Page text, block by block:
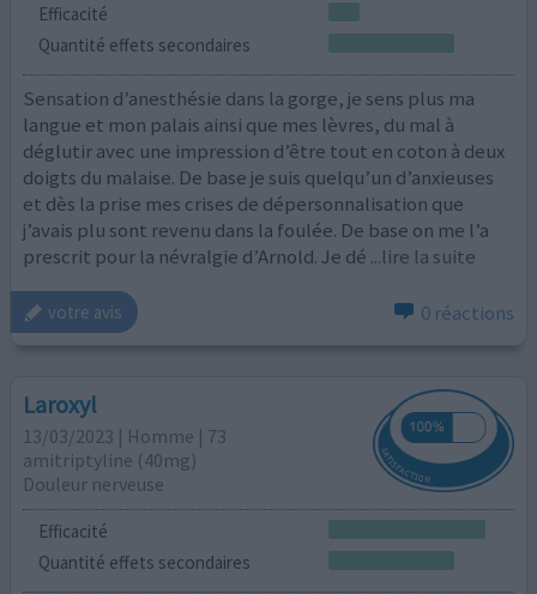
Efficacité
Quantité effets secondaires
Sensation d’anesthésie dans la gorge, je sens plus ma
langue et mon palais ainsi que mes lèvres, du mal à
déglutir avec une impression d’être tout en coton à deux
doigts du malaise. De base je suis quelqu’un d’anxieuses
et dès la prise mes crises de dépersonnalisation que
j’avais plu sont revenu dans la foulée. De base on me l’a
prescrit pour la névralgie d’Arnold. Je dé ...lire la suite
votre avis 0 réactions
Laroxyl
13/03/2023 | Homme | 73
amitriptyline (40mg)
Douleur nerveuse
Efficacité
Quantité effets secondaires